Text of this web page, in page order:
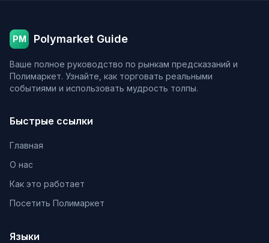
PM Polymarket Guide
Ваше полное руководство по рынкам предсказаний и
Полимаркет. Узнайте, как торговать реальными
событиями и использовать мудрость толпы.
Быстрые ссылки
Главная
О нас
Как это работает
Посетить Полимаркет
Языки